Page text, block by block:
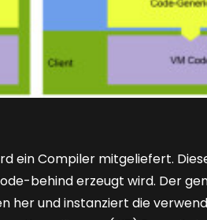
ein Compiler mitgeliefert.­
behind erzeugt wird. Der
her und instanziert die